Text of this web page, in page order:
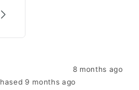
8 months ago
9 months ago